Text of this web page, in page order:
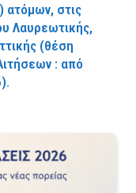
ατόμων, στις
Λαυρεωτικής,
(θέση
: από